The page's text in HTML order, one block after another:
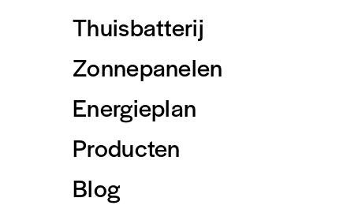
Thuisbatterij
Zonnepanelen
Energieplan
Producten
Blog